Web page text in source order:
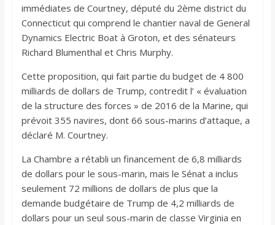
immédiates de Courtney, député du 2ème district du
Connecticut qui comprend le chantier naval de General
Dynamics Electric Boat à Groton, et des sénateurs
Richard Blumenthal et Chris Murphy.
Cette proposition, qui fait partie du budget de 4 800
milliards de dollars de Trump, contredit l’ « évaluation
de la structure des forces » de 2016 de la Marine, qui
prévoit 355 navires, dont 66 sous-marins d’attaque, a
déclaré M. Courtney.
La Chambre a rétabli un financement de 6,8 milliards
de dollars pour le sous-marin, mais le Sénat a inclus
seulement 72 millions de dollars de plus que la
demande budgétaire de Trump de 4,2 milliards de
dollars pour un seul sous-marin de classe Virginia en